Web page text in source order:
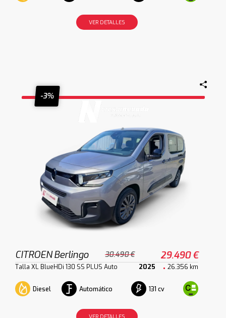
VER DETALLES
-3%
CITROEN Berlingo 30.490 € 29.490 €
Talla XL BlueHDi 130 SS PLUS Auto 2025 26.356 km
Diesel Automático 131 cv
VER DETALLES